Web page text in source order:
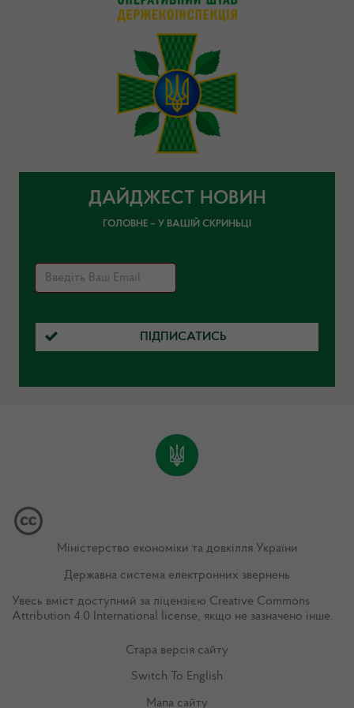
ДАЙДЖЕСТ НОВИН
ГОЛОВНЕ – У ВАШІЙ СКРИНЬЦІ
ПІДПИСАТИСЬ
Міністерство економіки та довкілля України
Державна система електронних звернень
Увесь вміст доступний за ліцензією Creative Commons
Attribution 4.0 International license, якщо не зазначено інше.
Стара версія сайту
Switch To English
Мапа сайту